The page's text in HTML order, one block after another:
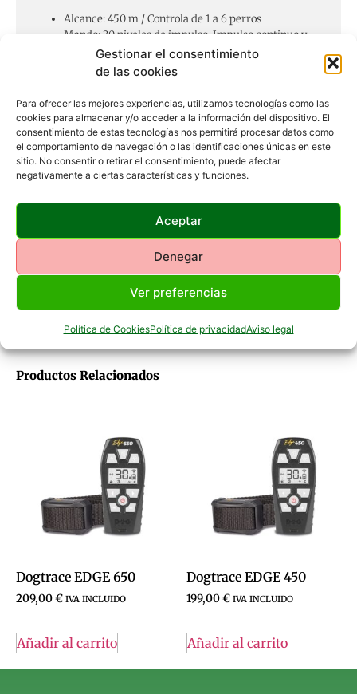
Gestionar el consentimiento
de las cookies
Para ofrecer las mejores experiencias, utilizamos tecnologías como las
cookies para almacenar y/o acceder a la información del dispositivo. El
consentimiento de estas tecnologías nos permitirá procesar datos como
el comportamiento de navegación o las identificaciones únicas en este
sitio. No consentir o retirar el consentimiento, puede afectar
negativamente a ciertas características y funciones.
Aceptar
Denegar
Ver preferencias
Política de CookiesPolítica de privacidadAviso legal
Productos Relacionados
Dogtrace EDGE 650
209,00€ IVA INCLUIDO
Añadir al carrito
Dogtrace EDGE 450
199,00€ IVA INCLUIDO
Añadir al carrito
Alcance: 450 m / Controla de 1 a 6 perros
Mando: 30 niveles de impulso. Impulso continuo y
momentáneo, tono acústico, modo vibración
(controlable desde el mando), botón booster.
integrada. Medidas: 10,7x5x3 cm. Peso: 92g.
Collar: Sumergible. Funciona con una batería
recargable, con una autonomía de hasta 90 horas en
modo espera. Medidas: 2,2x1x1 cm. Peso: 55g.
Los electrodos metálicos pueden sustituirse por unos
de plástico para anular totalmente la estimulación
Posibilidad de sintonizar dos mandos a un solo collar.
Llamada múltiple de hasta 5 collares sintonizados.
Compatible con la gama de educativos D-Control Pro.
Incluye cable doble de carga para mando y collar.